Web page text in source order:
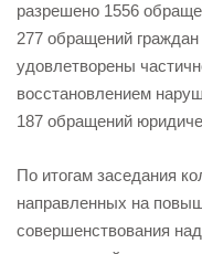
разрешено 1556
277 обращений
удовлетворены
восстановлением
187 обращений
По итогам заседания
направленных на
совершенствования